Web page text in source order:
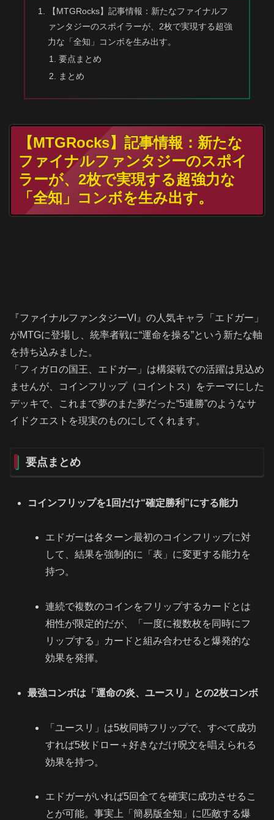
【MTGRocks】記事情報：新たなファイナルフ
ァンタジーのスポイラーが、2枚で実現する超強
力な「全知」コンボを生み出す。
要点まとめ
まとめ
【MTGRocks】記事情報：新たな
ファイナルファンタジーのスポイ
ラーが、2枚で実現する超強力な
「全知」コンボを生み出す。
『ファイナルファンタジーVI』の人気キャラ「エドガー」
がMTGに登場し、統率者戦に“運命を操る”という新たな軸
を持ち込みました。
「フィガロの国王、エドガー」は構築戦での活躍は見込め
ませんが、コインフリップ（コイントス）をテーマにした
デッキで、これまで夢のまた夢だった“5連勝”のようなサ
イドクエストを現実のものにしてくれます。
要点まとめ
コインフリップを1回だけ“確定勝利”にする能力
エドガーは各ターン最初のコインフリップに対
して、結果を強制的に「表」に変更する能力を
持つ。
連続で複数のコインをフリップするカードとは
相性が限定的だが、「一度に複数枚を同時にフ
リップする」カードと組み合わせると爆発的な
効果を発揮。
最強コンボは「運命の炎、ユースリ」との2枚コンボ
「ユースリ」は5枚同時フリップで、すべて成功
すれば5枚ドロー＋好きなだけ呪文を唱えられる
効果を持つ。
エドガーがいれば5回全てを確実に成功させるこ
とが可能。事実上「簡易版全知」に匹敵する爆